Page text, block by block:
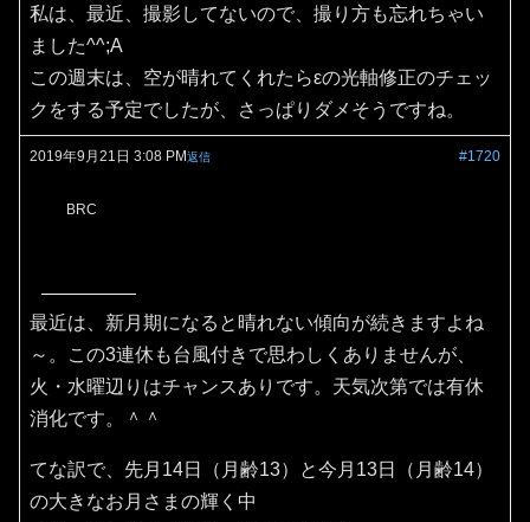
私は、最近、撮影してないので、撮り方も忘れちゃい
ました^^;A
この週末は、空が晴れてくれたらεの光軸修正のチェッ
クをする予定でしたが、さっぱりダメそうですね。
2019年9月21日 3:08 PM #1720
返信
BRC
最近は、新月期になると晴れない傾向が続きますよね
～。この3連休も台風付きで思わしくありませんが、
火・水曜辺りはチャンスありです。天気次第では有休
消化です。＾＾
てな訳で、先月14日（月齢13）と今月13日（月齢14）
の大きなお月さまの輝く中